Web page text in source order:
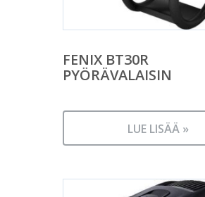
FENIX BT30R
PYÖRÄVALAISIN
LUE LISÄÄ »